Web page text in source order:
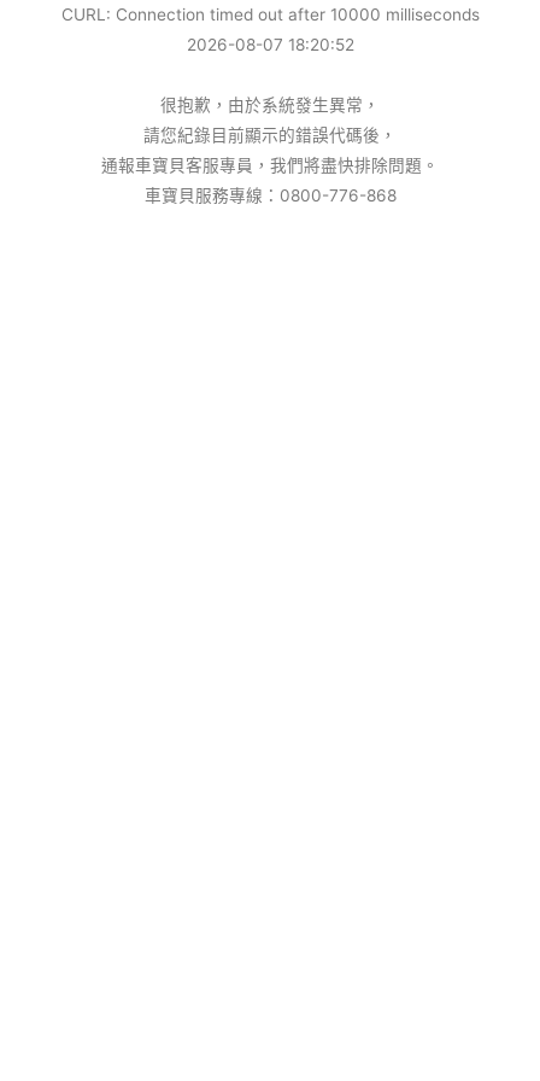
CURL: Connection timed out after 10000 milliseconds
2026-08-07 18:20:52
很抱歉，由於系統發生異常，
請您紀錄目前顯示的錯誤代碼後，
通報車寶貝客服專員，我們將盡快排除問題。
車寶貝服務專線：0800-776-868